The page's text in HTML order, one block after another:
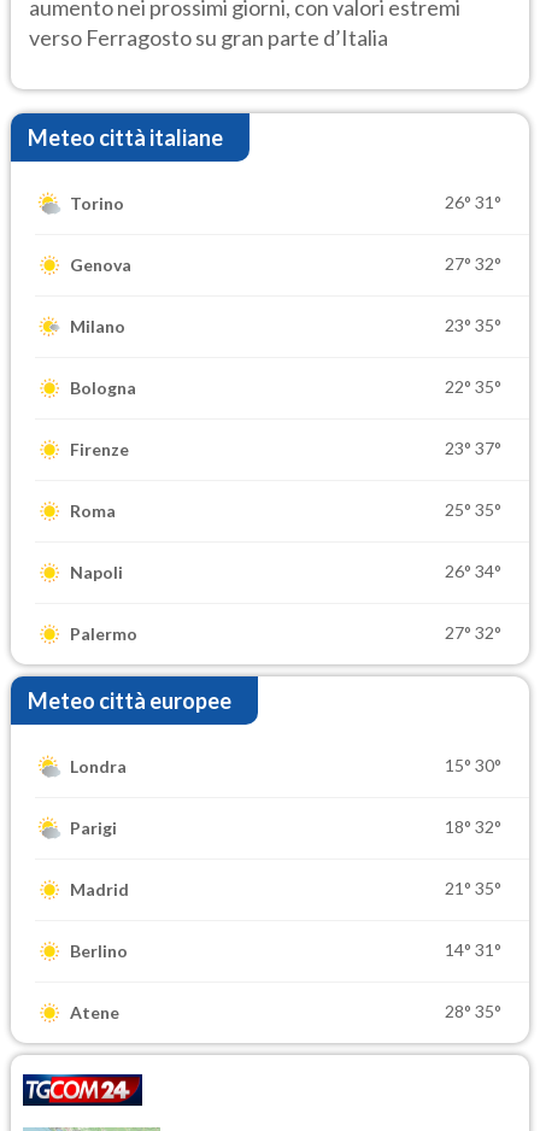
aumento nei prossimi giorni, con valori estremi
verso Ferragosto su gran parte d’Italia
Meteo città italiane
Torino 26° 31°
Genova 27° 32°
Milano 23° 35°
Bologna 22° 35°
Firenze 23° 37°
Roma 25° 35°
Napoli 26° 34°
Palermo 27° 32°
Meteo città europee
Londra 15° 30°
Parigi 18° 32°
Madrid 21° 35°
Berlino 14° 31°
Atene 28° 35°